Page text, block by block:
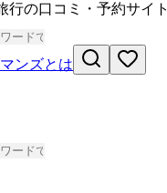
行の口コミ・予約サイト
ンズとは